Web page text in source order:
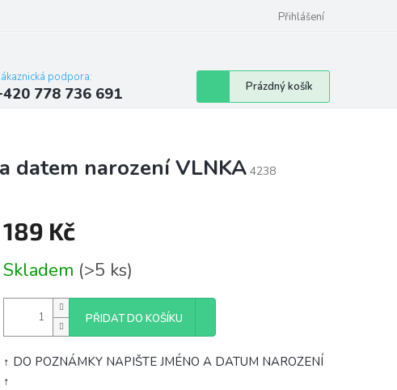
Přihlášení
podpora:
778 736 691
Nákupní
košík
Prázdný košík
datem narození VLNKA 4238
189 Kč
cena:
Skladem (>5 ks)
PŘIDAT DO KOŠÍKU
↑ DO POZNÁMKY NAPIŠTE JMÉNO A DATUM NAROZENÍ
↑